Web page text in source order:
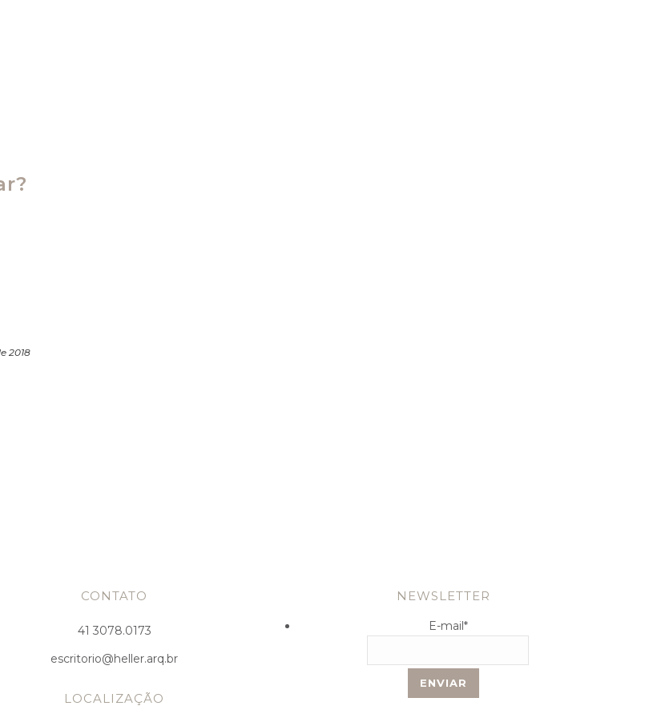
2018
CONTATO
41 3078.0173
escritorio@heller.arq.br
LOCALIZAÇÃO
NEWSLETTER
E-mail *